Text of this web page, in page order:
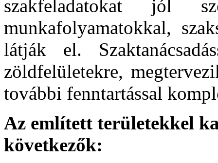
szakfeladatokat jól
munkafolyamatokkal,
látják el.
zöldfelületekre,
további fenntartással
Az említett területekkel
következők: